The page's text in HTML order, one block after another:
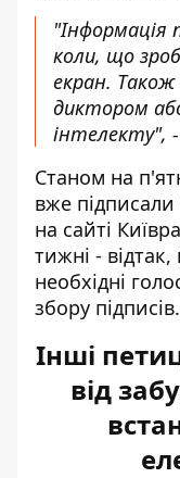
"Інформація
коли, що
екран. Також
диктором
інтелекту",
Станом на
вже
на сайті
тижні -
необхідні
збору підписів.
Інші
від